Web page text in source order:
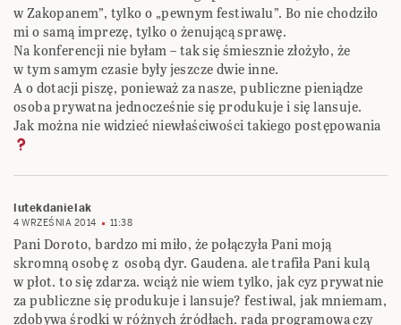
w Zakopanem”, tylko o „pewnym festiwalu”. Bo nie chodziło
mi o samą imprezę, tylko o żenującą sprawę.
Na konferencji nie byłam – tak się śmiesznie złożyło, że
w tym samym czasie były jeszcze dwie inne.
A o dotacji piszę, ponieważ za nasze, publiczne pieniądze
osoba prywatna jednocześnie się produkuje i się lansuje.
Jak można nie widzieć niewłaściwości takiego postępowania
lutekdanielak
4 WRZEŚNIA 2014 11:38
Pani Doroto, bardzo mi miło, że połączyła Pani moją
skromną osobę z osobą dyr. Gaudena. ale trafiła Pani kulą
w płot. to się zdarza. wciąż nie wiem tylko, jak cyz prywatnie
za publiczne się produkuje i lansuje? festiwal, jak mniemam,
zdobywa środki w różnych źródłach. rada programowa czy